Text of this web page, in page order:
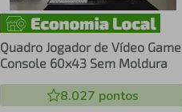
Quadro Jogador de Vídeo Game
Console 60x43 Sem Moldura
8.027 pontos